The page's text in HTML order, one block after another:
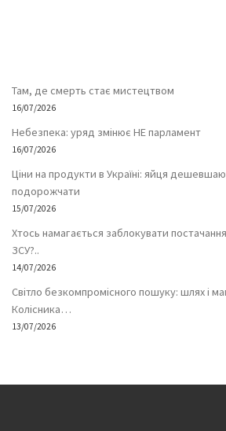
Там, де смерть стає мистецтвом
16/07/2026
Небезпека: уряд змінює НЕ парламент
16/07/2026
Ціни на продукти в Україні: яйця
подорожчати
15/07/2026
Хтось намагається заблокувати
ЗСУ?..
14/07/2026
Світло безкомпромісного пошуку: шлях і
Колісника…
13/07/2026